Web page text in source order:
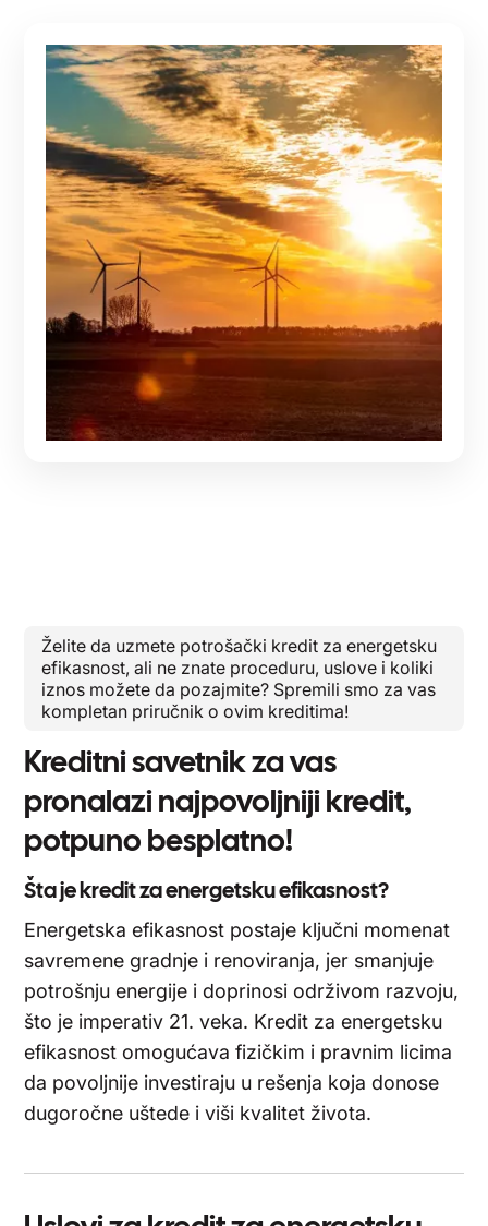
Želite da uzmete potrošački kredit za energetsku
efikasnost, ali ne znate proceduru, uslove i koliki
iznos možete da pozajmite? Spremili smo za vas
kompletan priručnik o ovim kreditima!
Kreditni savetnik za vas
pronalazi najpovoljniji kredit,
potpuno besplatno!
Šta je kredit za energetsku efikasnost?
Energetska efikasnost postaje ključni momenat
savremene gradnje i renoviranja, jer smanjuje
potrošnju energije i doprinosi održivom razvoju,
što je imperativ 21. veka. Kredit za energetsku
efikasnost omogućava fizičkim i pravnim licima
da povoljnije investiraju u rešenja koja donose
dugoročne uštede i viši kvalitet života.